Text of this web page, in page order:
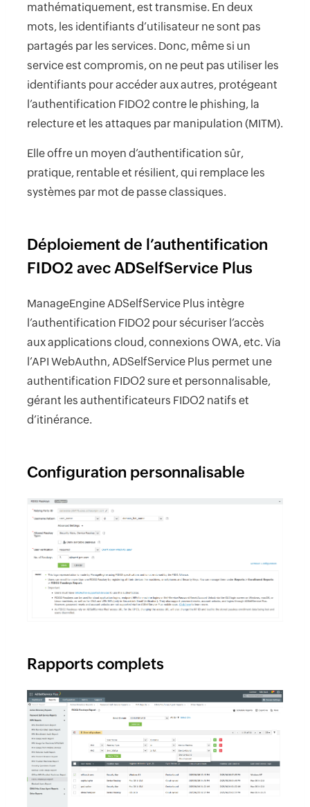
mathématiquement, est transmise. En deux
mots, les identifiants d’utilisateur ne sont pas
partagés par les services. Donc, même si un
service est compromis, on ne peut pas utiliser les
identifiants pour accéder aux autres, protégeant
l’authentification FIDO2 contre le phishing, la
relecture et les attaques par manipulation (MITM).
Elle offre un moyen d’authentification sûr,
pratique, rentable et résilient, qui remplace les
systèmes par mot de passe classiques.
Déploiement de l’authentification
FIDO2 avec ADSelfService Plus
ManageEngine ADSelfService Plus intègre
l’authentification FIDO2 pour sécuriser l’accès
aux applications cloud, connexions OWA, etc. Via
l’API WebAuthn, ADSelfService Plus permet une
authentification FIDO2 sure et personnalisable,
gérant les authentificateurs FIDO2 natifs et
d’itinérance.
Configuration personnalisable
Rapports complets